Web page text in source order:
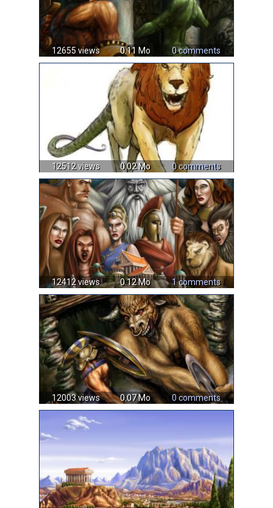
12655 views 0.11 Mo 0 comments
12512 views 0.02 Mo 0 comments
12412 views 0.12 Mo 1 comments
12003 views 0.07 Mo 0 comments